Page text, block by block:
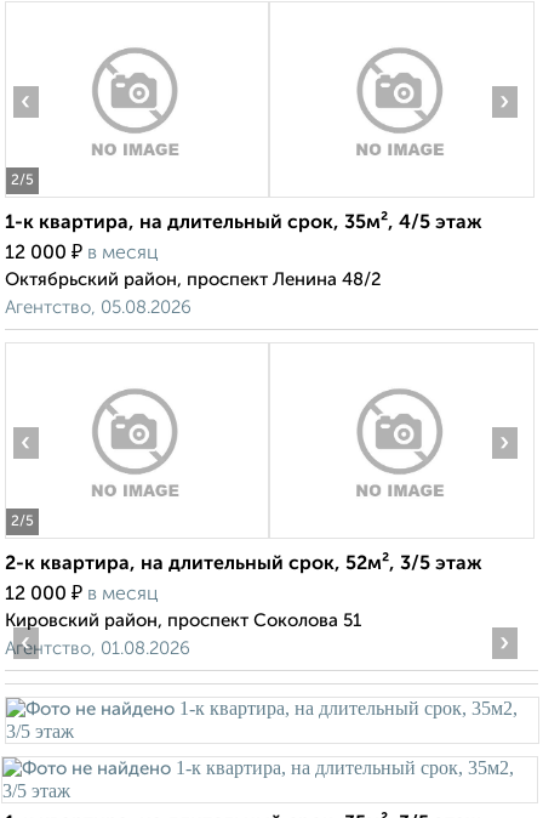
2/5
‹ ›
1-к квартира, на длительный срок, 35м², 4/5 этаж
12 000 ₽ в месяц
Октябрьский район, проспект Ленина 48/2
Агентство, 05.08.2026
2/5
‹ ›
2-к квартира, на длительный срок, 52м², 3/5 этаж
12 000 ₽ в месяц
Кировский район, проспект Соколова 51
Агентство, 01.08.2026
‹ ›